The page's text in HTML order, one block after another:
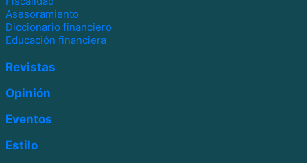
Asesoramiento
Diccionario financiero
Educación financiera
Revistas
Opinión
Eventos
Estilo